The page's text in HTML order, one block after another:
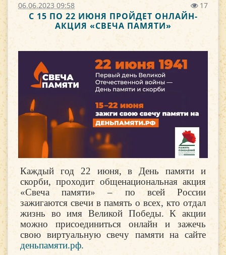
06.06.2023 09:58 17
С 15 ПО 22 ИЮНЯ ПРОЙДЕТ ОНЛАЙН-
АКЦИЯ «СВЕЧА ПАМЯТИ»
Каждый год 22 июня, в День памяти и
скорби, проходит общенациональная акция
«Свеча памяти» – по всей России
зажигаются свечи в память о всех, кто отдал
жизнь во имя Великой Победы. К акции
можно присоединиться онлайн и зажечь
свою виртуальную свечу памяти на сайте
деньпамяти.рф.